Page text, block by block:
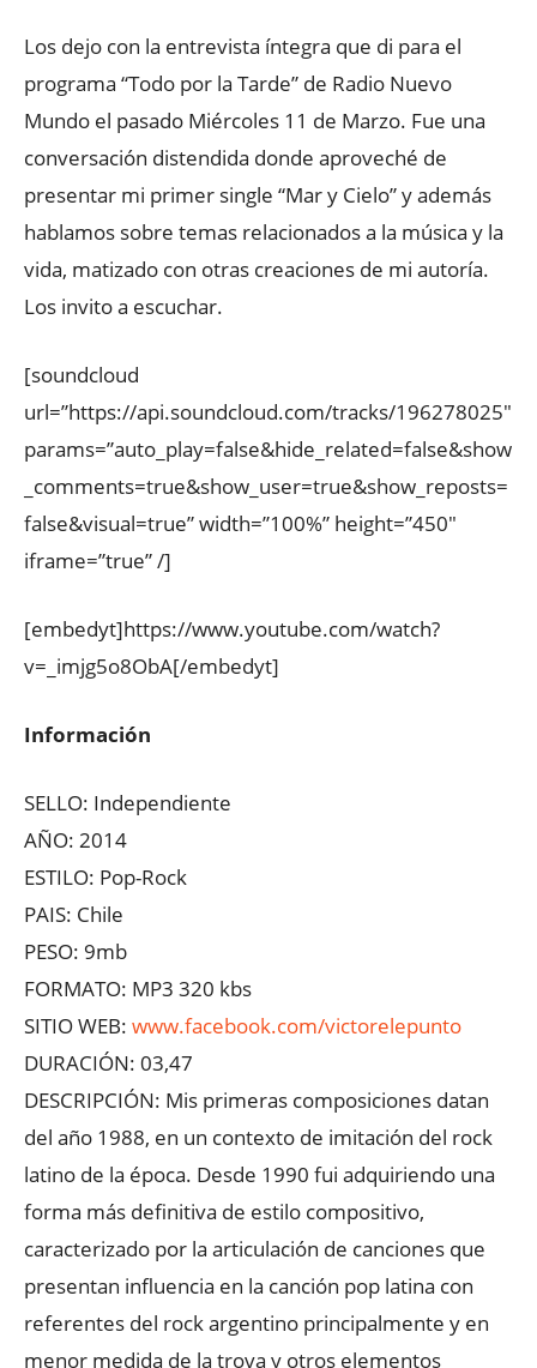
Los dejo con la entrevista íntegra que di para el
programa “Todo por la Tarde” de Radio Nuevo
Mundo el pasado Miércoles 11 de Marzo. Fue una
conversación distendida donde aproveché de
presentar mi primer single “Mar y Cielo” y además
hablamos sobre temas relacionados a la música y la
vida, matizado con otras creaciones de mi autoría.
Los invito a escuchar.
[soundcloud
url=”https://api.soundcloud.com/tracks/196278025″
params=”auto_play=false&hide_related=false&show
_comments=true&show_user=true&show_reposts=
false&visual=true” width=”100%” height=”450″
iframe=”true” /]
[embedyt]https://www.youtube.com/watch?
v=_imjg5o8ObA[/embedyt]
Información
SELLO: Independiente
AÑO: 2014
ESTILO: Pop-Rock
PAIS: Chile
PESO: 9mb
FORMATO: MP3 320 kbs
SITIO WEB: www.facebook.com/victorelepunto
DURACIÓN: 03,47
DESCRIPCIÓN: Mis primeras composiciones datan
del año 1988, en un contexto de imitación del rock
latino de la época. Desde 1990 fui adquiriendo una
forma más definitiva de estilo compositivo,
caracterizado por la articulación de canciones que
presentan influencia en la canción pop latina con
referentes del rock argentino principalmente y en
menor medida de la trova y otros elementos